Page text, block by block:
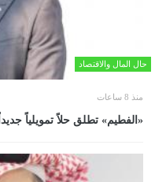
حال المال والاقتصاد
منذ 8 ساعات
«الفطيم» تطلق حلاً تمويلياً جديداً